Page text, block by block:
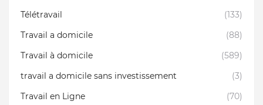
Télétravail
(133)
Travail a domicile
(88)
Travail à domicile
(589)
travail a domicile sans investissement
(3)
Travail en Ligne
(70)